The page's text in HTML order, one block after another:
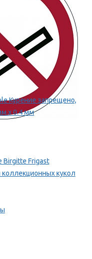
Курение запрещено,
х 0.4 мм
Birgitte Frigast
кукол